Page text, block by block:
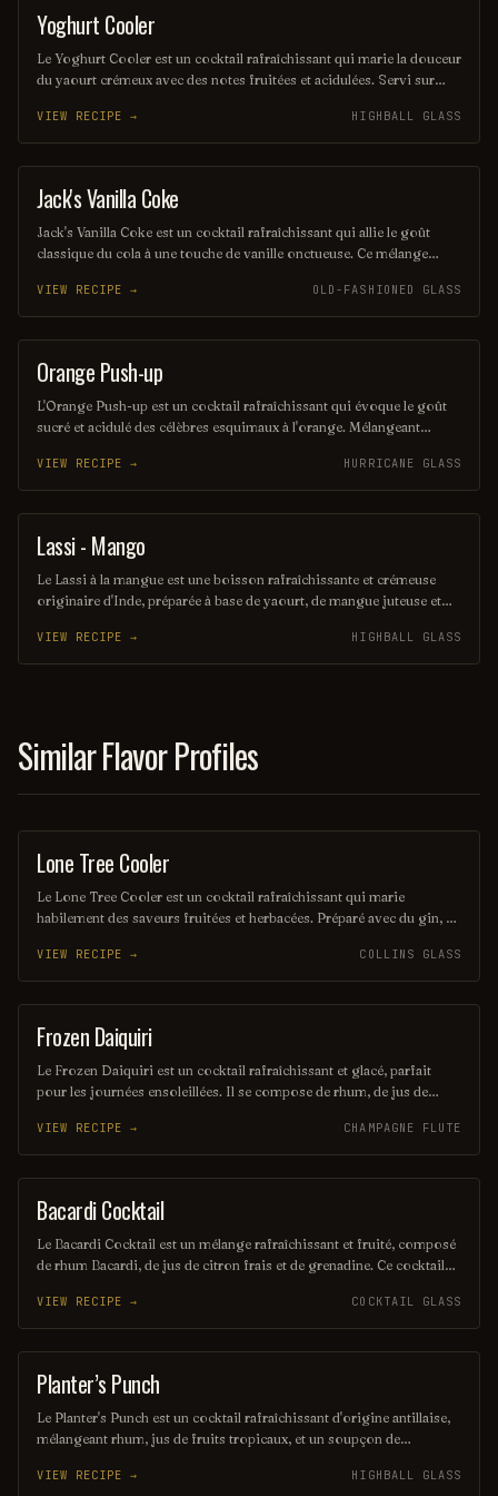
OTHER / UNKNOWN
Yoghurt Cooler
Le Yoghurt Cooler est un cocktail rafraîchissant qui marie la douceur
du yaourt crémeux avec des notes fruitées et acidulées. Servi sur
expérience à la fois légère et délicieuse. Une touche d'herbes fraîches
peut rehausser ses saveurs, ajoutant une dimension aromatique
unique.
VIEW RECIPE → HIGHBALL GLASS
OTHER / UNKNOWN
Jack's Vanilla Coke
Jack's Vanilla Coke est un cocktail rafraîchissant qui allie le goût
classique du cola à une touche de vanille onctueuse. Ce mélange
fois douce et pétillante, idéale pour se détendre ou célébrer une
occasion spéciale. Laissez-vous séduire par cette fusion délicieuse
qui ravira vos papilles.
VIEW RECIPE → OLD-FASHIONED GLASS
ORDINARY DRINK
Orange Push-up
L'Orange Push-up est un cocktail rafraîchissant qui évoque le goût
sucré et acidulé des célèbres esquimaux à l'orange. Mélangeant
fruitée et pétillante, parfaite pour les chaudes journées d'été. Servi
avec des glaçons et une touche de crème, ce cocktail est un véritable
plaisir pour les papilles.
VIEW RECIPE → HURRICANE GLASS
OTHER / UNKNOWN
Lassi - Mango
Le Lassi à la mangue est une boisson rafraîchissante et crémeuse
originaire d'Inde, préparée à base de yaourt, de mangue juteuse et
délice parfait pour accompagner des plats épicés ou simplement à
déguster seul. Ce cocktail exotique évoque des saveurs tropicales et
VIEW RECIPE → HIGHBALL GLASS
Similar Flavor Profiles
ORDINARY DRINK
Lone Tree Cooler
Le Lone Tree Cooler est un cocktail rafraîchissant qui marie
habilement des saveurs fruitées et herbacées. Préparé avec du gin, du
brise estivale sous l'ombre d'un arbre solitaire. Parfait pour une
soirée entre amis, il invite à la convivialité et à la détente.
VIEW RECIPE → COLLINS GLASS
ORDINARY DRINK
Frozen Daiquiri
Le Frozen Daiquiri est un cocktail rafraîchissant et glacé, parfait
pour les journées ensoleillées. Il se compose de rhum, de jus de
pour une texture onctueuse. Servi dans un verre à cocktail, il offre
une explosion de saveurs fruitées et acidulées.
VIEW RECIPE → CHAMPAGNE FLUTE
ORDINARY DRINK
Bacardi Cocktail
Le Bacardi Cocktail est un mélange rafraîchissant et fruité, composé
de rhum Bacardi, de jus de citron frais et de grenadine. Ce cocktail
tropicales et une ambiance estivale. Parfait pour les amateurs de
rhum, il séduit par sa simplicité et son goût délicat.
VIEW RECIPE → COCKTAIL GLASS
COCKTAIL
Planter’s Punch
Le Planter's Punch est un cocktail rafraîchissant d'origine antillaise,
mélangeant rhum, jus de fruits tropicaux, et un soupçon de
les vacances exotiques. Parfait pour siroter lors d'une chaude
VIEW RECIPE → HIGHBALL GLASS